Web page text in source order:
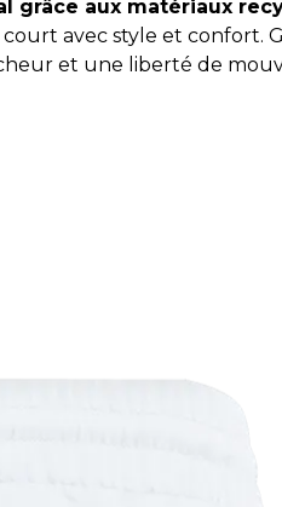
grâce aux matériaux
avec style et confort.
et une liberté de